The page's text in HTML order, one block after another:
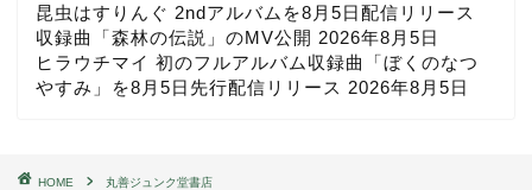
昆虫はすりんぐ 2ndアルバムを8月5日配信リリース
収録曲「森林の伝説」のMV公開 2026年8月5日
ヒラウチマイ 初のフルアルバム収録曲「ぼくのなつ
やすみ」を8月5日先行配信リリース 2026年8月5日
HOME 丸善ジュンク堂書店